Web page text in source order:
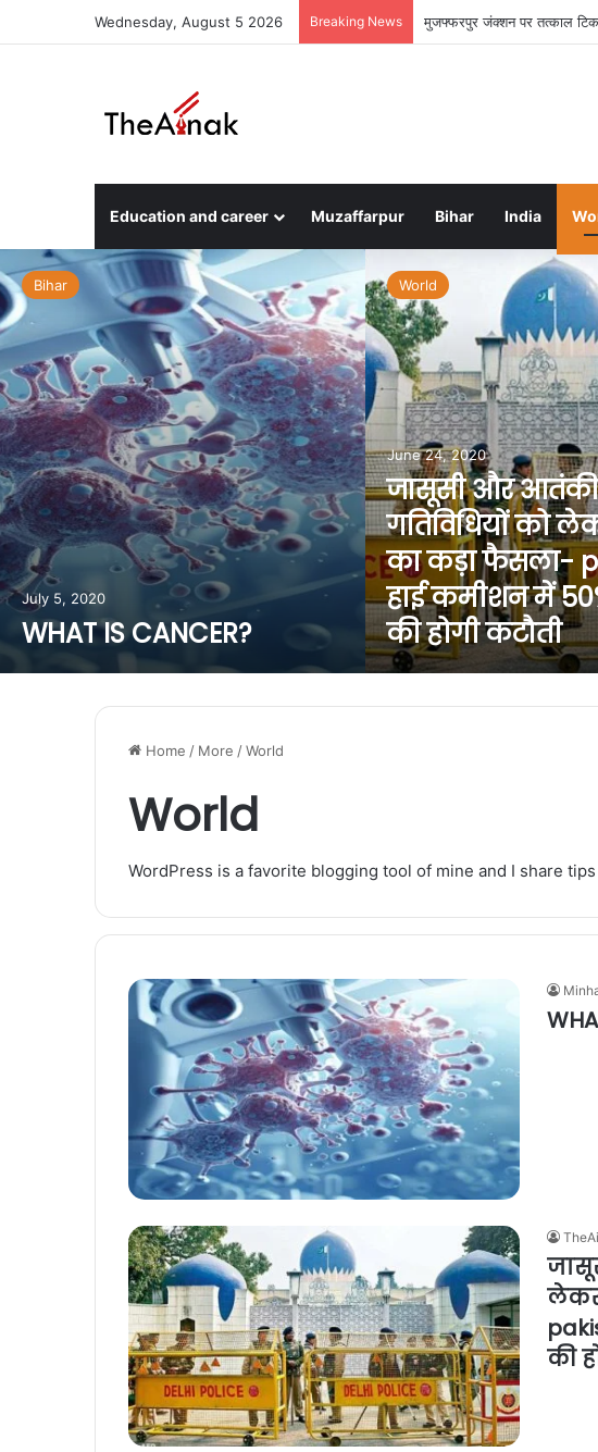
Wednesday, August 5 2026 Breaking News मुजफ्फरपुर जंक्शन पर तत्काल टिकट
Education and career Muzaffarpur Bihar India
Bihar
July 5, 2020
WHAT IS CANCER?
World
June 24, 2020
जासूसी और आतंकी
गतिविधियों को
का कड़ा फैसला-
हाई कमीशन में
की होगी कटौती
Home / More /World
World
WordPress is a favorite blogging tool of mine and I share
की